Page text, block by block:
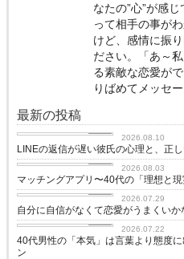
なたの”心”が感
って相手の事が
けど、感情に振
ださい。「あ～
る素敵な恋愛が
りばめてメッセ
最新の投稿
2026.08.10
LINEの返信が遅い彼氏の心理と、正
love
2026.08.03
マッチングアプリ〜40代の「理想と
love
2026.07.29
自分に自信がなくて恋愛がうまくい
love
2026.07.22
40代男性の「本気」は言葉より態度
ン